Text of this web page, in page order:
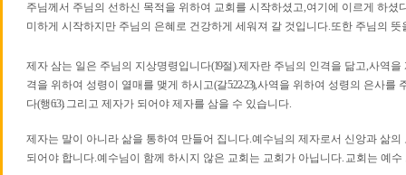
주님께서 주님의 선하신 목적을 위하여 교회를 시작하셨고,여기에 이르게 하셨
미하게 시작하지만 주님의 은혜로 건강하게 세워져 갈 것입니다.또한 주님의 뜻
제자 삼는 일은 주님의 지상명령입니다(19절).제자란 주님의 인격을 닮고,사역을
격을 위하여 성령이 열매를 맺게 하시고(갈5:22-23),사역을 위하여 성령의 은사를
다(행6:3). 그리고 제자가 되어야 제자를 삼을 수 있습니다.
제자는 말이 아니라 삶을 통하여 만들어 집니다.예수님의 제자로서 신앙과 삶의
되어야 합니다.예수님이 함께 하시지 않은 교회는 교회가 아닙니다. 교회는 예수